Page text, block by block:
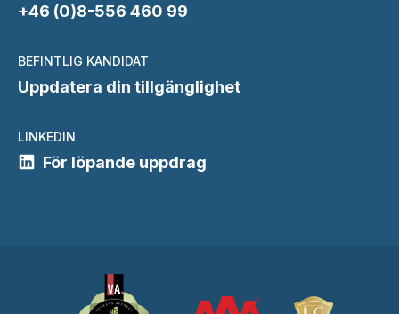
+46 (0)8-556 460 99
BEFINTLIG KANDIDAT
Uppdatera din tillgänglighet
LINKEDIN
För löpande uppdrag